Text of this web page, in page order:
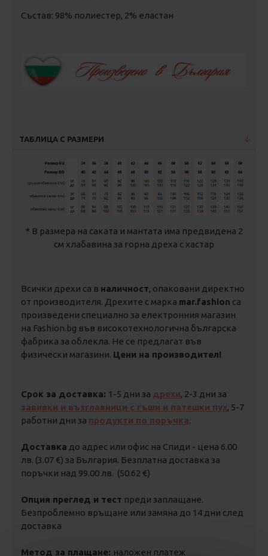
Състав: 98% полиестер, 2% еластан
ТАБЛИЦА С РАЗМЕРИ
* В размера на саката и мантата има предвидена 2
см хлабавина за горна дреха с хастар
Всички дрехи са в наличност, опаковани директно
от производителя. Дрехите с марка mar.fashion са
произведени специално за електронния магазин
на Fashion.bg във високотехнологична българска
фабрика за облекла. Не се предлагат във
физически магазини. Цени на производител!
Срок за доставка: 1-5 дни за дрехи, 2-3 дни за
завивки и възглавници с гъши и патешки пух, 5-7
работни дни за продукти по поръчка.
Доставка до адрес или офис на Спиди - цена 6.00
лв. (3.07 €) за България. Безплатна доставка за
поръчки над 99.00 лв. (50.62 €)
Опция преглед и тест преди заплащане.
Безпроблемно връщане или замяна до 14 дни след
доставка
Метод за плащане: наложен платеж